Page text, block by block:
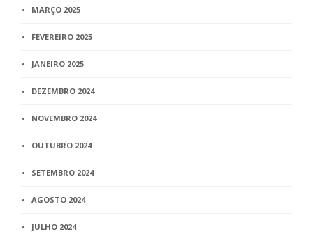
MARÇO 2025
FEVEREIRO 2025
JANEIRO 2025
DEZEMBRO 2024
NOVEMBRO 2024
OUTUBRO 2024
SETEMBRO 2024
AGOSTO 2024
JULHO 2024